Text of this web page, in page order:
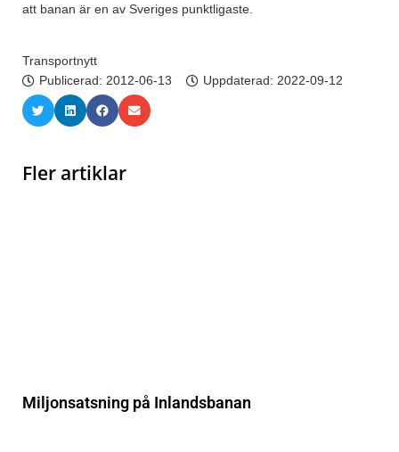
att banan är en av Sveriges punktligaste.
Transportnytt
Publicerad: 2012-06-13 Uppdaterad: 2022-09-12
Fler artiklar
Miljonsatsning på Inlandsbanan